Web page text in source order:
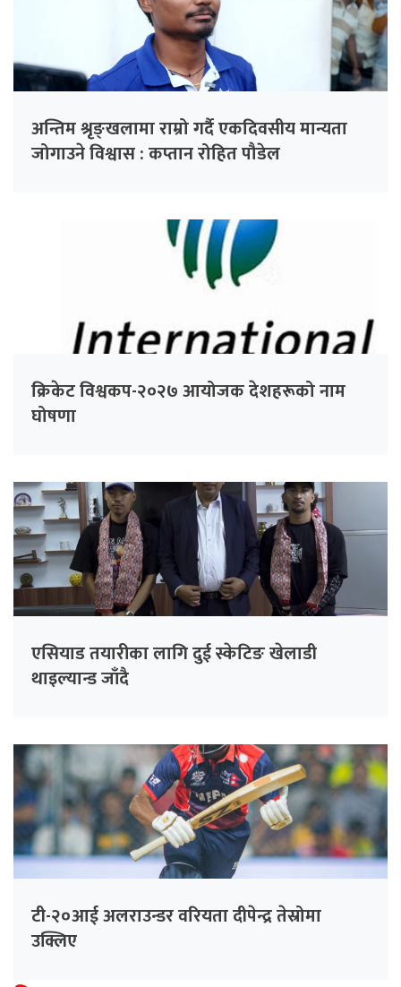
अन्तिम श्रृङ्खलामा राम्रो गर्दै एकदिवसीय मान्यता
जोगाउने विश्वास : कप्तान रोहित पौडेल
क्रिकेट विश्वकप-२०२७ आयोजक देशहरूको नाम
घोषणा
एसियाड तयारीका लागि दुई स्केटिङ खेलाडी
थाइल्यान्ड जाँदै
टी-२०आई अलराउन्डर वरियता दीपेन्द्र तेस्रोमा
उक्लिए